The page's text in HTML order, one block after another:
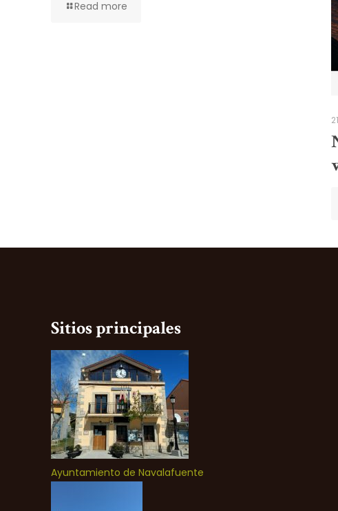
Read more
Sitios principales
Ayuntamiento de Navalafuente